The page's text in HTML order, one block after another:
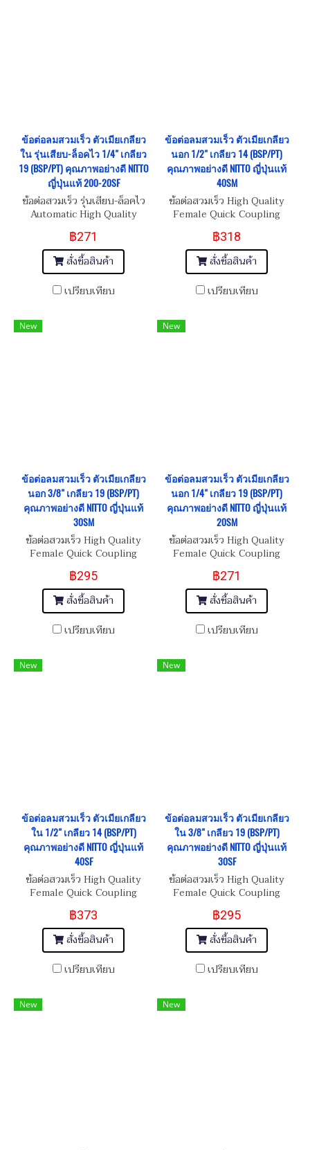
ข้อต่อลมสวมเร็ว ตัวเมียเกลียว
ใน รุ่นเสียบ-ล็อคไว 1/4" เกลียว
19 (BSP/PT) คุณภาพอย่างดี NITTO
ญี่ปุ่นแท้ 200-20SF
ข้อต่อสวมเร็ว รุ่นเสียบ-ล็อคไว
Automatic High Quality
Inner Thread 1/4"-19
(BSP/PT)
฿271
สั่งซื้อสินค้า
เปรียบเทียบ
ข้อต่อลมสวมเร็ว ตัวเมียเกลียว
นอก 1/2" เกลียว 14 (BSP/PT)
คุณภาพอย่างดี NITTO ญี่ปุ่นแท้
40SM
ข้อต่อสวมเร็ว High Quality
Female Quick Coupling
(BSP/PT)
฿318
สั่งซื้อสินค้า
เปรียบเทียบ
New
ข้อต่อลมสวมเร็ว ตัวเมียเกลียว
นอก 3/8" เกลียว 19 (BSP/PT)
คุณภาพอย่างดี NITTO ญี่ปุ่นแท้
30SM
ข้อต่อสวมเร็ว High Quality
Female Quick Coupling
Inner Thread 3/8"-19
(BSP/PT)
฿295
สั่งซื้อสินค้า
เปรียบเทียบ
New
ข้อต่อลมสวมเร็ว ตัวเมียเกลียว
นอก 1/4" เกลียว 19 (BSP/PT)
คุณภาพอย่างดี NITTO ญี่ปุ่นแท้
20SM
ข้อต่อสวมเร็ว High Quality
Female Quick Coupling
Inner Thread 1/4"-19
(BSP/PT)
฿271
สั่งซื้อสินค้า
เปรียบเทียบ
New
ข้อต่อลมสวมเร็ว ตัวเมียเกลียว
ใน 1/2" เกลียว 14 (BSP/PT)
คุณภาพอย่างดี NITTO ญี่ปุ่นแท้
40SF
ข้อต่อสวมเร็ว High Quality
Female Quick Coupling
Inner Thread 1/2"-14
(BSP/PT)
฿373
สั่งซื้อสินค้า
เปรียบเทียบ
New
ข้อต่อลมสวมเร็ว ตัวเมียเกลียว
ใน 3/8" เกลียว 19 (BSP/PT)
คุณภาพอย่างดี NITTO ญี่ปุ่นแท้
30SF
ข้อต่อสวมเร็ว High Quality
Female Quick Coupling
Inner Thread 3/8"-19
(BSP/PT)
฿295
สั่งซื้อสินค้า
เปรียบเทียบ
New New